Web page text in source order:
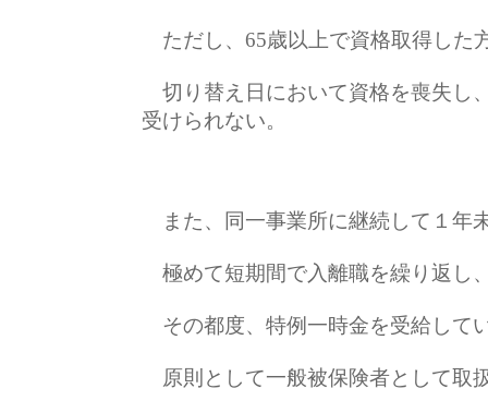
ただし、65歳以上で資格取得した
切り替え日において資格を喪失し
受けられない。
また、同一事業所に継続して１年
極めて短期間で入離職を繰り返し
その都度、特例一時金を受給して
原則として一般被保険者として取